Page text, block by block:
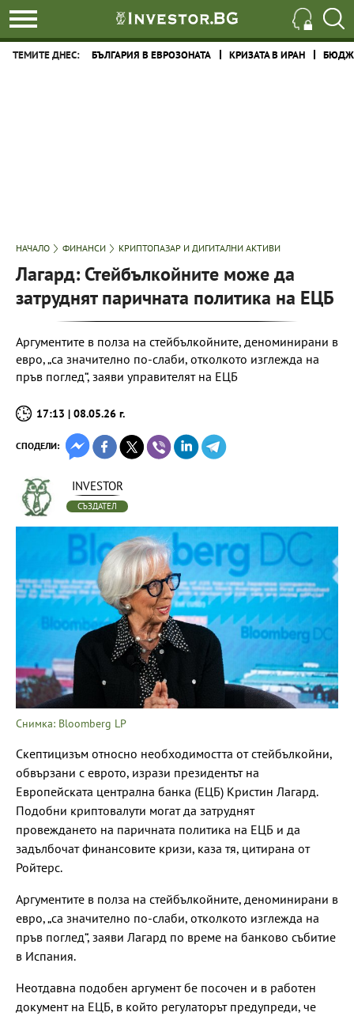
ТЕМИТЕ ДНЕС: БЪЛГАРИЯ В ЕВРОЗОНАТА КРИЗАТА В ИРАН
НАЧАЛО ФИНАНСИ КРИПТОПАЗАР И ДИГИТАЛНИ АКТИВИ
Лагард: Стейбълкойните може да
затруднят паричната политика на ЕЦБ
Аргументите в полза на стейбълкойните, деноминирани в
евро, „са значително по-слаби, отколкото изглежда на
пръв поглед“, заяви управителят на ЕЦБ
17:13 | 08.05.26 г.
СПОДЕЛИ:
INVESTOR
СЪЗДАТЕЛ
Снимка: Bloomberg LP
Скептицизъм относно необходимостта от стейбълкойни,
обвързани с еврото, изрази президентът на
Европейската централна банка (ЕЦБ) Кристин Лагард.
Подобни криптовалути могат да затруднят
провеждането на паричната политика на ЕЦБ и да
задълбочат финансовите кризи, каза тя, цитирана от
Ройтерс.
Аргументите в полза на стейбълкойните, деноминирани в
евро, „са значително по-слаби, отколкото изглежда на
пръв поглед“, заяви Лагард по време на банково събитие
в Испания.
Неотдавна подобен аргумент бе посочен и в работен
документ на ЕЦБ, в който регулаторът предупреди, че